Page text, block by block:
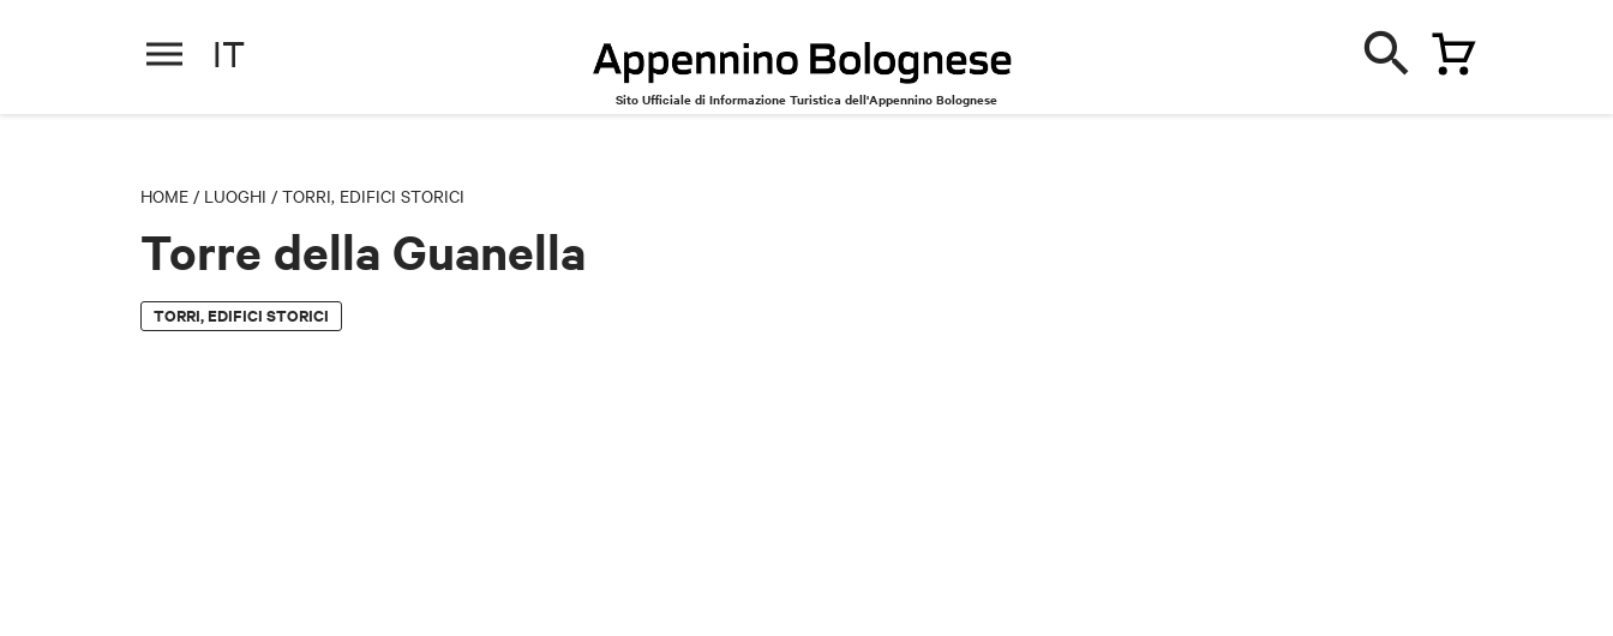
IT
Sito Ufficiale di Informazione Turistica dell'Appennino Bolognese
HOME / LUOGHI / TORRI, EDIFICI STORICI
Torre della Guanella
TORRI, EDIFICI STORICI